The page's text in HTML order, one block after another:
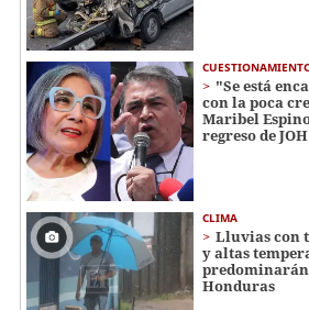
"Se está
con la poca
Maribel
regreso de JOH
CLIMA
Lluvias con
y altas
predominarán
Honduras